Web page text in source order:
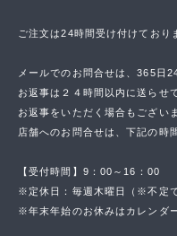
ご注文は24時間受け付けており
メールでのお問合せは、365日
お返事は２４時間以内に送らせ
お返事をいただく場合もござい
店舗へのお問合せは、下記の時
【受付時間】9：00～16：00
※定休日：毎週木曜日（※不定
※年末年始のお休みはカレンダ